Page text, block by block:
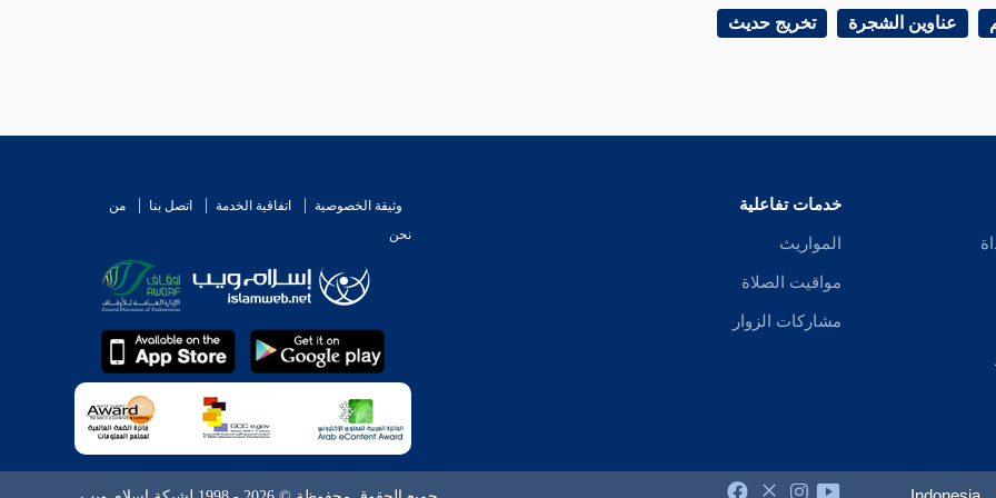
عناوين الشجرة تخريج حديث
خدمات تفاعلية
المواريث
مواقيت الصلاة
مشاركات الزوار
وثيقة الخصوصية اتفاقية الخدمة اتصل بنا
من
نحن